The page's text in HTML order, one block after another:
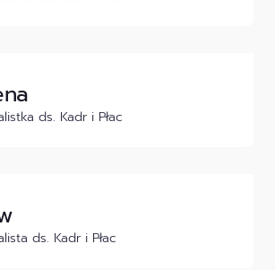
ds. Kadr i Płac
ds. Kadr i Płac